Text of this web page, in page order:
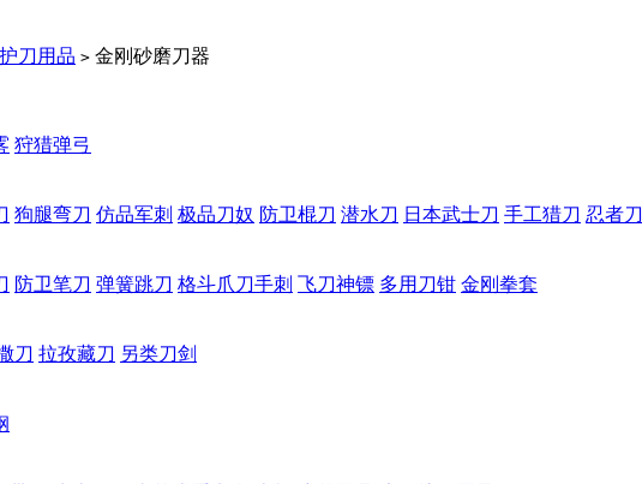
刀用品 > 金刚砂磨刀器
狩猎弹弓
狗腿弯刀 仿品军刺 极品刀奴 防卫棍刀 潜水刀 日本武士刀 手工猎刀 忍者刀
防卫笔刀 弹簧跳刀 格斗爪刀手刺 飞刀神镖 多用刀钳 金刚拳套
刀 拉孜藏刀 另类刀剑